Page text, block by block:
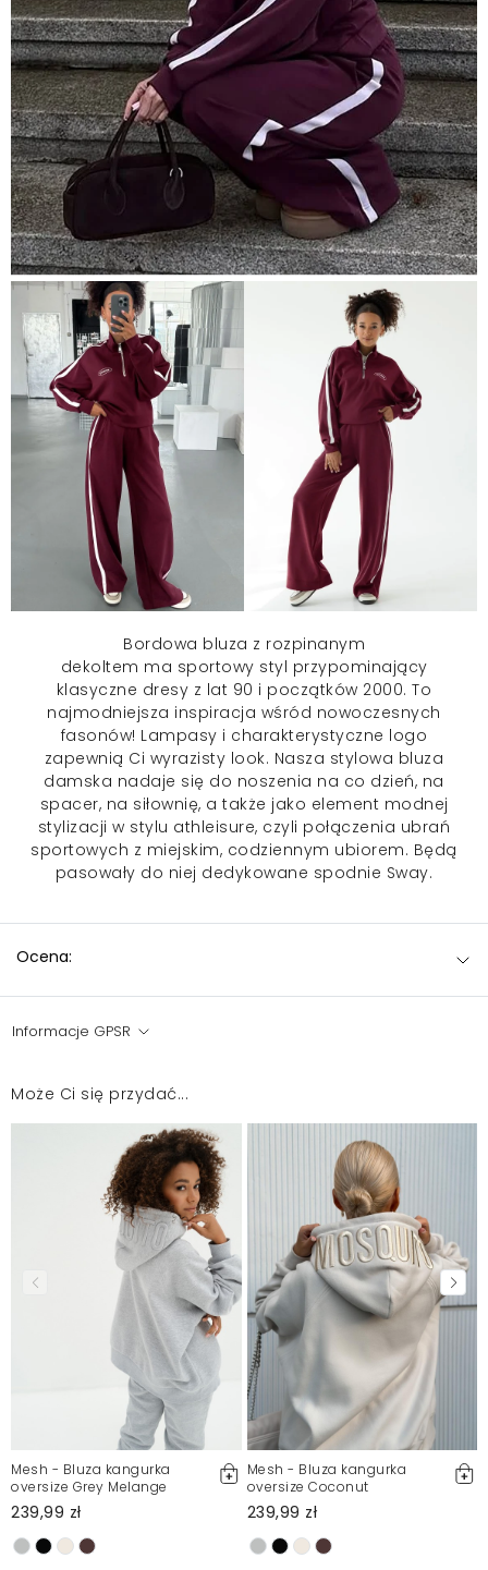
Bordowa bluza z rozpinanym
dekoltem ma sportowy styl przypominający
klasyczne dresy z lat 90 i początków 2000. To
najmodniejsza inspiracja wśród nowoczesnych
fasonów! Lampasy i charakterystyczne logo
zapewnią Ci wyrazisty look. Nasza stylowa bluza
damska nadaje się do noszenia na co dzień, na
spacer, na siłownię, a także jako element modnej
stylizacji w stylu athleisure, czyli połączenia ubrań
sportowych z miejskim, codziennym ubiorem. Będą
pasowały do niej dedykowane spodnie Sway.
Ocena:
Informacje GPSR
Może Ci się przydać...
Mesh - Bluza kangurka
oversize Grey Melange
239,99 zł
Mesh - Bluza kangurka
oversize Coconut
239,99 zł